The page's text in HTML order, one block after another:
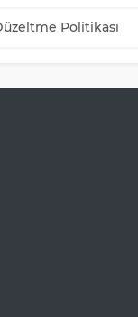
Politikası